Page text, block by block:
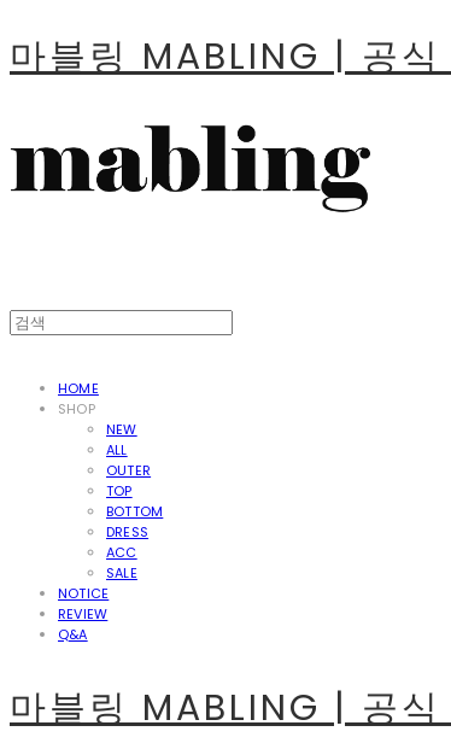
마블링 MABLING | 공
HOME
SHOP
NEW
ALL
OUTER
TOP
BOTTOM
DRESS
ACC
SALE
NOTICE
REVIEW
Q&A
마블링 MABLING | 공